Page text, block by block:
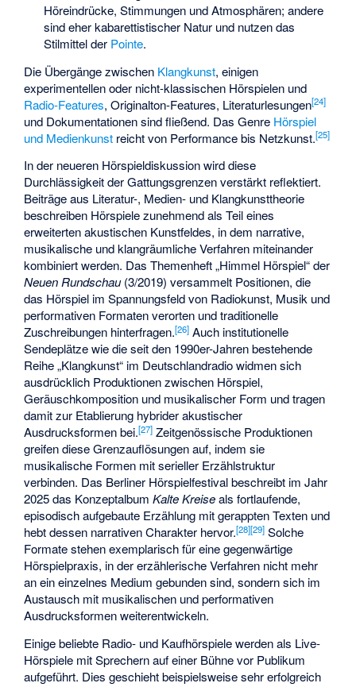
Höreindrücke, Stimmungen und Atmosphären; andere
sind eher kabarettistischer Natur und nutzen das
Stilmittel der Pointe.
Die Übergänge zwischen Klangkunst, einigen
experimentellen oder nicht-klassischen Hörspielen und
Radio-Features, Originalton-Features, Literaturlesungen[24]
und Dokumentationen sind fließend. Das Genre Hörspiel
und Medienkunst reicht von Performance bis Netzkunst.[25]
In der neueren Hörspieldiskussion wird diese
Durchlässigkeit der Gattungsgrenzen verstärkt reflektiert.
Beiträge aus Literatur-, Medien- und Klangkunsttheorie
beschreiben Hörspiele zunehmend als Teil eines
erweiterten akustischen Kunstfeldes, in dem narrative,
musikalische und klangräumliche Verfahren miteinander
kombiniert werden. Das Themenheft „Himmel Hörspiel“ der
Neuen Rundschau(3/2019) versammelt Positionen, die
das Hörspiel im Spannungsfeld von Radiokunst, Musik und
performativen Formaten verorten und traditionelle
Zuschreibungen hinterfragen.[26] Auch institutionelle
Sendeplätze wie die seit den 1990er-Jahren bestehende
Reihe „Klangkunst“ im Deutschlandradio widmen sich
ausdrücklich Produktionen zwischen Hörspiel,
Geräuschkomposition und musikalischer Form und tragen
damit zur Etablierung hybrider akustischer
Ausdrucksformen bei.[27] Zeitgenössische Produktionen
greifen diese Grenzauflösungen auf, indem sie
musikalische Formen mit serieller Erzählstruktur
verbinden. Das Berliner Hörspielfestival beschreibt im Jahr
2025 das KonzeptalbumKalte Kreiseals fortlaufende,
episodisch aufgebaute Erzählung mit gerappten Texten und
hebt dessen narrativen Charakter hervor.[28][29] Solche
Formate stehen exemplarisch für eine gegenwärtige
Hörspielpraxis, in der erzählerische Verfahren nicht mehr
an ein einzelnes Medium gebunden sind, sondern sich im
Austausch mit musikalischen und performativen
Ausdrucksformen weiterentwickeln.
Einige beliebte Radio- und Kaufhörspiele werden als Live-
Hörspiele mit Sprechern auf einer Bühne vor Publikum
aufgeführt. Dies geschieht beispielsweise sehr erfolgreich